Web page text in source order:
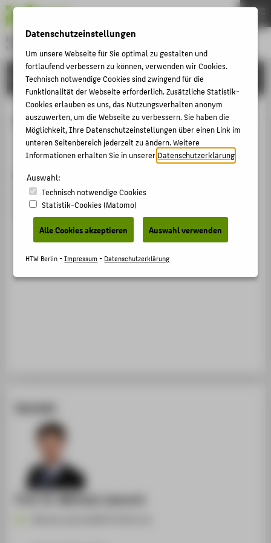
Hochschule für Technik und Wirtschaft Berlin
University of Applied Sciences
Menu
FORSCHUNG
Prüfungsrecht für Erstberufene
Veranstaltungsbeitrag › Vortrag › 2024
Veranstaltung
Prüfungsrecht für Erstberufene
HTW Berlin, 06.12.2024
Kontakt
Prof. Dr. Michael Jaensch
THEMEN
HOCHSCHULE
CAMPUS
STUDIUM
LEHRE
KARRIERE
INTERNATIONAL
INFORMATIONEN FÜR
STUDIENINTERESSIERTE
ÜBER DIE HTW BERLIN
Datenschutzeinstellungen
Um unsere Webseite für Sie optimal zu gestalten und
fortlaufend verbessern zu können, verwenden wir Cookies.
Technisch notwendige Cookies sind zwingend für die
Funktionalität der Webseite erforderlich. Zusätzliche Statistik-
Cookies erlauben es uns, das Nutzungsverhalten anonym
auszuwerten, um die Webseite zu verbessern. Sie haben die
Möglichkeit, Ihre Datenschutzeinstellungen über einen Link im
unteren Seitenbereich jederzeit zu ändern. Weitere
Informationen erhalten Sie in unsererDatenschutzerklärung
Auswahl:
Technisch notwendige Cookies
Statistik-Cookies (Matomo)
Alle Cookies akzeptieren Auswahl verwenden
HTW Berlin -Impressum- Datenschutzerklärung